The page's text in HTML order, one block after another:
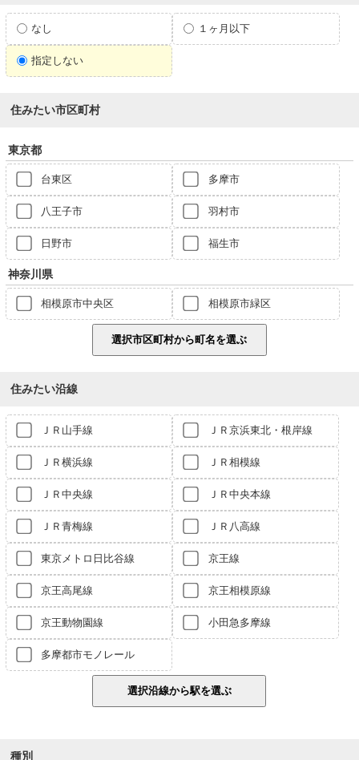
なし １ヶ月以下
指定しない
住みたい市区町村
東京都
台東区 多摩市
八王子市 羽村市
日野市 福生市
神奈川県
相模原市中央区 相模原市緑区
住みたい沿線
ＪＲ山手線 ＪＲ京浜東北・根岸線
ＪＲ横浜線 ＪＲ相模線
ＪＲ中央線 ＪＲ中央本線
ＪＲ青梅線 ＪＲ八高線
東京メトロ日比谷線 京王線
京王高尾線 京王相模原線
京王動物園線 小田急多摩線
多摩都市モノレール
種別